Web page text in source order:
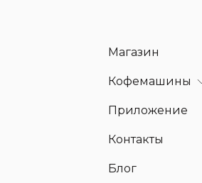
Магазин
Кофемашины
Приложение
Контакты
Блог